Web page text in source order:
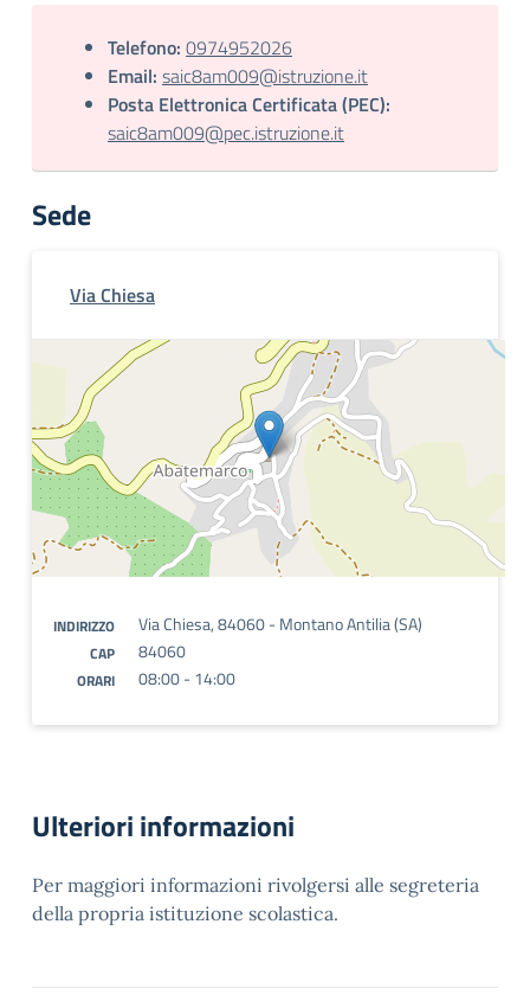
Telefono: 0974952026
Email: saic8am009@istruzione.it
Posta Elettronica Certificata (PEC):
saic8am009@pec.istruzione.it
Sede
Via Chiesa
INDIRIZZO Via Chiesa, 84060 - Montano Antilia (SA)
CAP 84060
ORARI 08:00 - 14:00
Ulteriori informazioni
Per maggiori informazioni rivolgersi alle segreteria
della propria istituzione scolastica.